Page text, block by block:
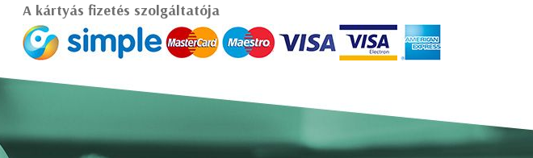
A kártyás fizetés szolgáltatója